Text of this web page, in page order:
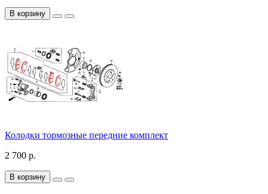
В корзину
Колодки тормозные передние комплект
2 700 р.
В корзину